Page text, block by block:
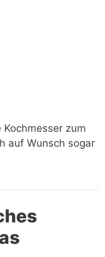
zum
auf Wunsch sogar